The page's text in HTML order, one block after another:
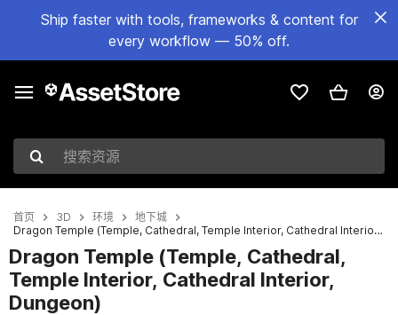
Ship faster with tools, frameworks & content for
every workflow — 50% off.
搜索资源
首页 3D 环境
地下城
Dragon Temple (Temple, Cathedral, Temple Interior, Cathedral Interior, Dungeon)
Dragon Temple (Temple, Cathedral,
Temple Interior, Cathedral Interior,
Dungeon)